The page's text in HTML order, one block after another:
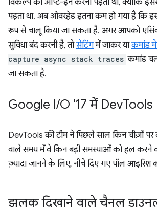
पड़ता था. अब ओवरहेड इतना कम हो गया है कि
रूप से चालू किया जा सकता है. अगर आपको
सुविधा बंद करनी है, तोसेटिंगमें जाकर याकमांड
capture async stack traces कमांड
जा सकता है.
Google I/O '17 में DevTools
DevTools की टीम ने पिछले साल किन चीज़ों
वाले समय में वे किन बड़ी समस्याओं को हल करने
ज़्यादा जानने के लिए, नीचे दिए गए पॉल आइरिश
झलक दिखाने वाले चैनल